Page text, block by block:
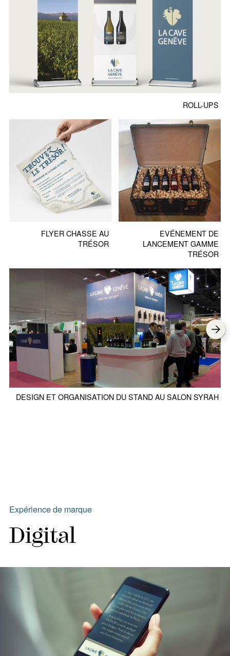
ROLL-UPS
FLYER CHASSE AU
TRÉSOR
EVÉNEMENT DE
LANCEMENT GAMME
TRÉSOR
DESIGN ET ORGANISATION DU STAND AU SALON SYRAH
Expérience de marque
Digital